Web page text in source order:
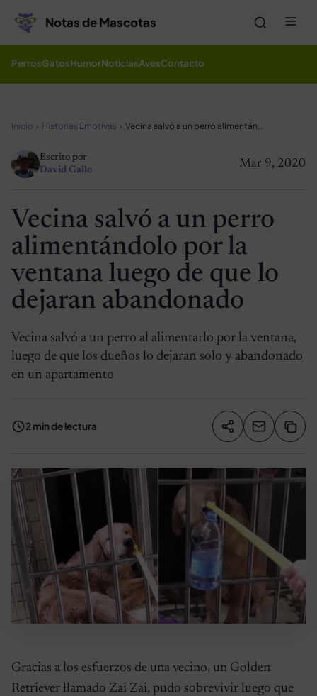
Notas de Mascotas
PerrosGatosHumorNoticiasAvesContacto
Inicio Historias Emotivas Vecina salvó a un perro alimentándolo por la ventana luego de que lo dejaran abandonado
Mar 9, 2020
Escrito por
David Gallo
Vecina salvó a un perro
alimentándolo por la
ventana luego de que lo
dejaran abandonado
Vecina salvó a un perro al alimentarlo por la ventana,
luego de que los dueños lo dejaran solo y abandonado
en un apartamento
2 min de lectura Compartir
Gracias a los esfuerzos de una vecino, un Golden
Retriever llamado Zai Zai, pudo sobrevivir luego que